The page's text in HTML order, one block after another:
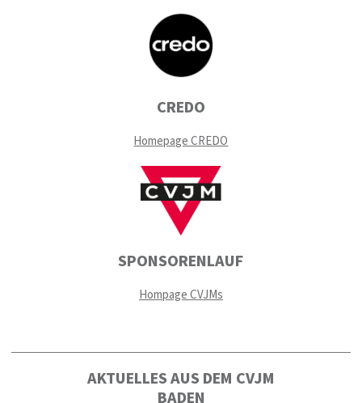
CREDO
Homepage CREDO
SPONSORENLAUF
Hompage CVJMs
AKTUELLES AUS DEM CVJM